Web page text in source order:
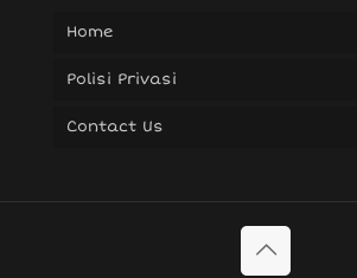
Home
Polisi Privasi
Contact Us